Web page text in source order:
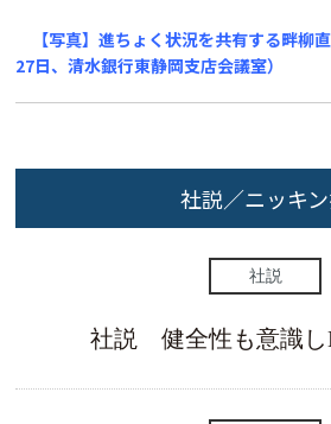
【写真】進ちょく状況を共有する畔柳
27日、清水銀行東静岡支店会議室）
社説／ニッキ
社説
社説 健全性も意識し